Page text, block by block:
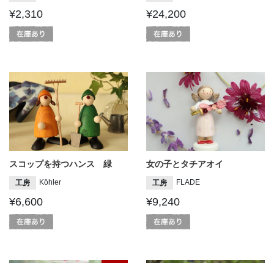
¥2,310 ¥24,200
スコップを持つハンス 緑
工房 Köhler
¥6,600
女の子とタチアオイ
工房 FLADE
¥9,240